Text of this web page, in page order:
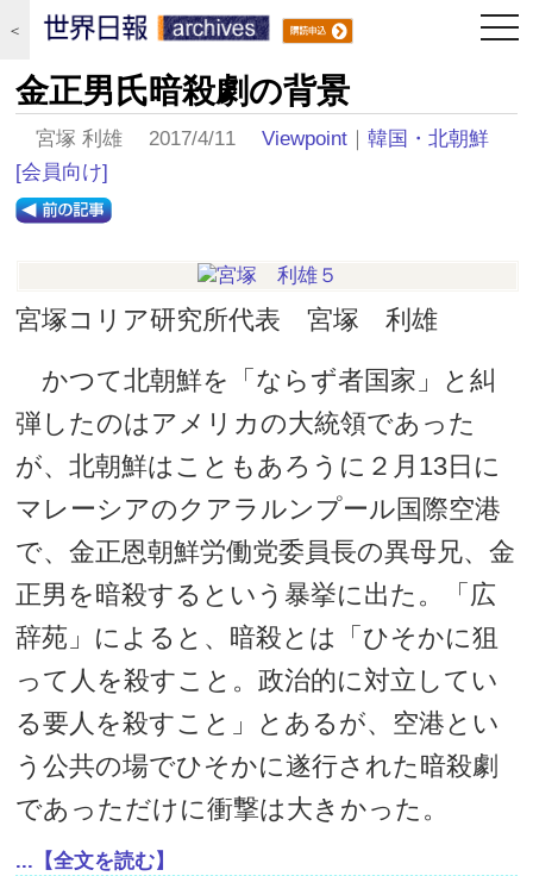
＜
金正男氏暗殺劇の背景
宮塚 利雄 2017/4/11Viewpoint ｜韓国・北朝鮮
[会員向け]
宮塚コリア研究所代表 宮塚 利雄
かつて北朝鮮を「ならず者国家」と糾
弾したのはアメリカの大統領であった
が、北朝鮮はこともあろうに２月13日に
マレーシアのクアラルンプール国際空港
で、金正恩朝鮮労働党委員長の異母兄、金
正男を暗殺するという暴挙に出た。「広
辞苑」によると、暗殺とは「ひそかに狙
って人を殺すこと。政治的に対立してい
る要人を殺すこと」とあるが、空港とい
う公共の場でひそかに遂行された暗殺劇
であっただけに衝撃は大きかった。
...【全文を読む】